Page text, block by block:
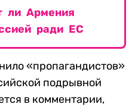
ли Армения
ради ЕС
«пропагандистов»
подрывной
в комментарии,